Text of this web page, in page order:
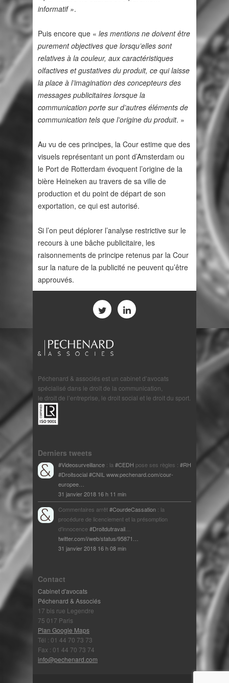
informatif ».
Puis encore que « les mentions ne doivent être
purement objectives que lorsqu’elles sont
relatives à la couleur, aux caractéristiques
olfactives et gustatives du produit, ce qui laisse
la place à l’imagination des concepteurs des
messages publicitaires lorsque la
communication porte sur d’autres éléments de
communication tels que l’origine du produit. »
Au vu de ces principes, la Cour estime que des
visuels représentant un pont d’Amsterdam ou
le Port de Rotterdam évoquent l’origine de la
bière Heineken au travers de sa ville de
production et du point de départ de son
exportation, ce qui est autorisé.
Si l’on peut déplorer l’analyse restrictive sur le
recours à une bâche publicitaire, les
raisonnements de principe retenus par la Cour
sur la nature de la publicité ne peuvent qu’être
approuvés.
Péchenard & associés est un cabinet d’avocats
spécialisé dans le droit de la communication,
le droit de l’entreprise, le droit social et le droit du sport.
Derniers tweets
#Videosurveillance : la#CEDH pose ses règles : #RH
#Droitsocial#CNILwww.pechenard.com/cour-
europee…
31 janvier 2018 16 h 11 min
Commentaires arrêt#CourdeCassation : la
procédure de licenciement et la présomption
d'innocence#Droitdutravail…
twitter.com/i/web/status/95871…
31 janvier 2018 16 h 08 min
Contact
Cabinet d'avocats
Péchenard & Associés
17 bis rue Legendre
75 017 Paris
Plan Google Maps
Tél : 01 44 70 73 73
Fax : 01 44 70 73 74
info@pechenard.com